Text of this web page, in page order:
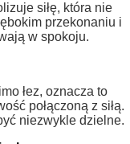
siłę, która nie
przekonaniu i
w spokoju.
łez, oznacza to
połączoną z siłą.
niezwykle dzielne.